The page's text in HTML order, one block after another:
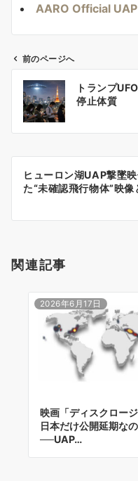
AARO Official
ビ
ン
前のページへ
トランプ
停止体質
ヒューロン湖UAP撃墜
た“未確認飛行物体”映
関連記事
2026年6月17日
映画「ディスクロー
日本だけ公開延期な
──UAP…